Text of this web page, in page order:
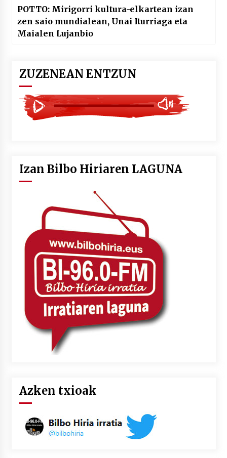
POTTO: Mirigorri kultura-elkartean izan
zen saio mundialean, Unai Iturriaga eta
Maialen Lujanbio
ZUZENEAN ENTZUN
Izan Bilbo Hiriaren LAGUNA
Azken txioak